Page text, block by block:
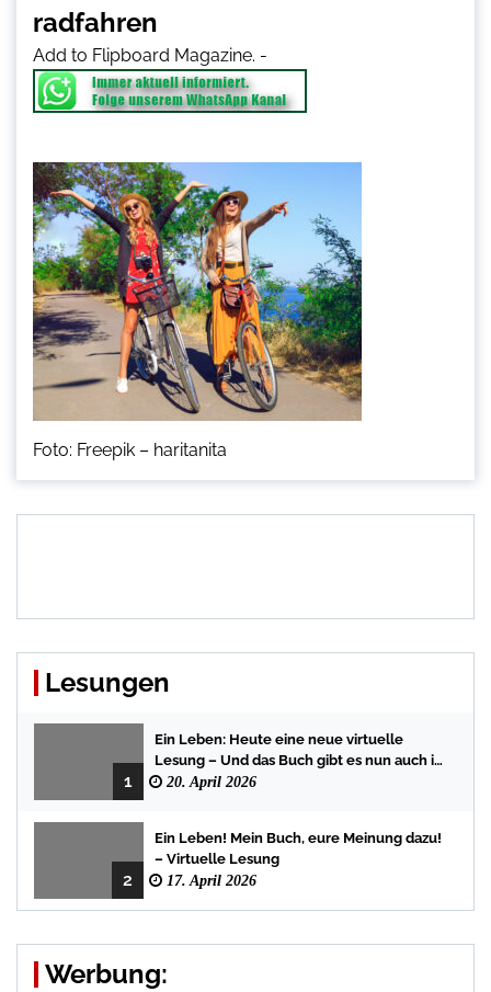
radfahren
Add to Flipboard Magazine. -
Foto: Freepik – haritanita
Lesungen
1
Ein Leben: Heute eine neue virtuelle
Lesung – Und das Buch gibt es nun auch in
der Bredstedter Stadtbuchhandlung
20. April 2026
2
Ein Leben! Mein Buch, eure Meinung dazu!
– Virtuelle Lesung
17. April 2026
Werbung: